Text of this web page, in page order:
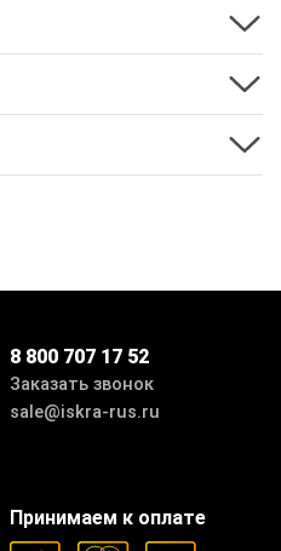
8 800 707 17 52
Заказать звонок
sale@iskra-rus.ru
Принимаем к оплате